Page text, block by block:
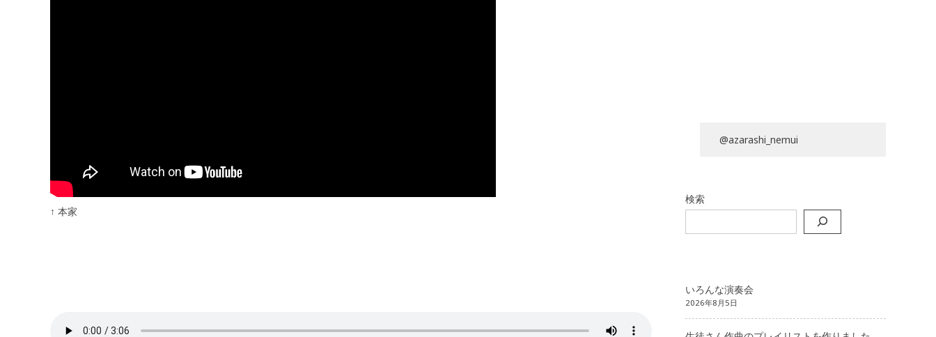
↑ 本家
@azarashi_nemui
検索
いろんな演奏会
2026年8月5日